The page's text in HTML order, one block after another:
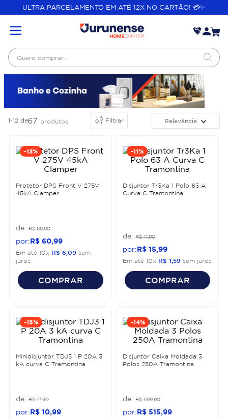
ULTRA PARCELAMENTO EM ATÉ 12X NO CARTÃO! 💳✨
Quero comprar...
1-12 de67 produtos Filtrar Relevância
-13%
Protetor DPS Front V 275V
45kA Clamper
R$ 69,90
R$ 60 99
Em até 10x R$ 6,09 sem
juros
COMPRAR
-11%
Disjuntor Tr3Ka 1 Polo 63 A
Curva C Tramontina
R$ 17,90
R$ 15 99
Em até 10x R$ 1,59 sem juros
COMPRAR
-15%
Minidisjuntor TDJ3 1 P 20A 3
kA curva C Tramontina
R$ 12,90
R$ 10 99
-14%
Disjuntor Caixa Moldada 3
Polos 250A Tramontina
R$ 599,90
R$ 515 99